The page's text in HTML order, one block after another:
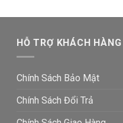
HỖ TRỢ KHÁCH HÀNG
Chính Sách Bảo Mật
Chính Sách Đổi Trả